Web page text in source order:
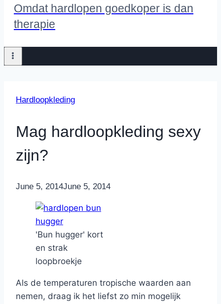
Omdat hardlopen goedkoper is dan
therapie
Hardloopkleding
Mag hardloopkleding sexy
zijn?
ByNicole
June 5, 2014June 5, 2014
'Bun hugger' kort
en strak
loopbroekje
Als de temperaturen tropische waarden aan
nemen, draag ik het liefst zo min mogelijk